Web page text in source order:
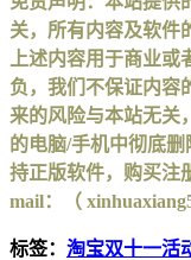
关，所有内容及软件
上述内容用于商业
负，我们不保证内容
来的风险与本站无关
的电脑/手机中彻底
持正版软件，购买注
mail：（
标签： 淘宝双十一活